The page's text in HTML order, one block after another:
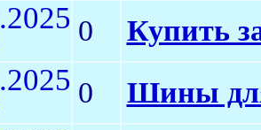
0 Купить
0 Шины